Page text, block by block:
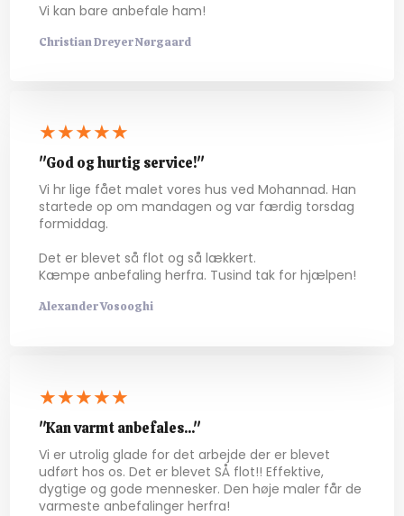
Vi kan bare anbefale ham!
Christian Dreyer Nørgaard​
★★★★★​
"God og hurtig service!"
Vi hr lige fået malet vores hus ved Mohannad. Han
startede op om mandagen og var færdig torsdag
formiddag.
Det er blevet så flot og så lækkert.
Kæmpe anbefaling herfra. Tusind tak for hjælpen!
Alexander Vosooghi
★★★★★​
"Kan varmt anbefales..."
Vi er utrolig glade for det arbejde der er blevet
udført hos os. Det er blevet SÅ flot!! Effektive,
dygtige og gode mennesker. Den høje maler får de
varmeste anbefalinger herfra!